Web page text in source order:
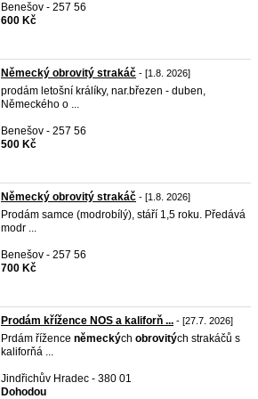
Benešov - 257 56
600 Kč
Německý obrovitý strakáč - [1.8. 2026]
prodám letošní králíky, nar.březen - duben,
Německého o ...
Benešov - 257 56
500 Kč
Německý obrovitý strakáč - [1.8. 2026]
Prodám samce (modrobílý), stáří 1,5 roku. Předává
modr ...
Benešov - 257 56
700 Kč
Prodám křížence NOS a kaliforň ... - [27.7. 2026]
Prdám řížence německých obrovitých strakáčů s
kaliforňá ...
Jindřichův Hradec - 380 01
Dohodou